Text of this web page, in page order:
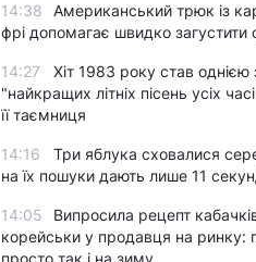
14:38
Американський трюк із
фрі допомагає швидко загустити
14:27
Хіт 1983 року став однією
"найкращих літніх пісень усіх
її таємниця
14:16
Три яблука сховалися
на їх пошуки дають лише 11
14:05
Випросила рецепт
корейськи у продавця на ринку:
просто так і на зиму